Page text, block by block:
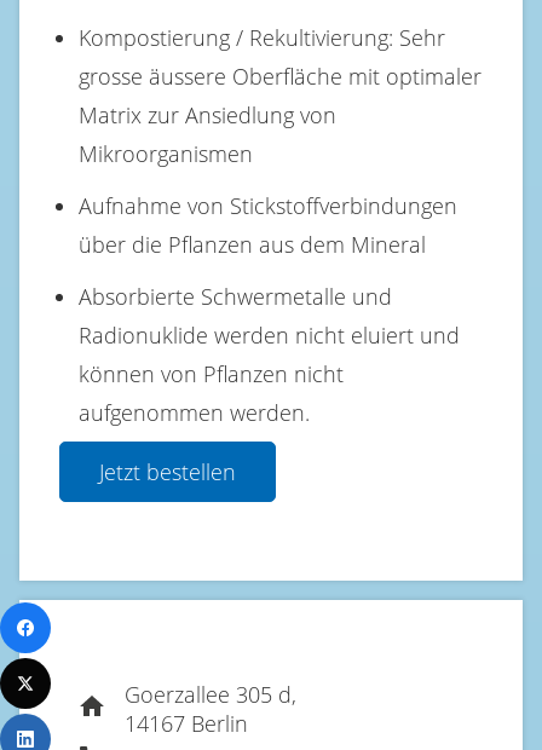
Kompostierung / Rekultivierung: Sehr
grosse äussere Oberfläche mit optimaler
Matrix zur Ansiedlung von
Mikroorganismen
Aufnahme von Stickstoffverbindungen
über die Pflanzen aus dem Mineral
Absorbierte Schwermetalle und
Radionuklide werden nicht eluiert und
können von Pflanzen nicht
aufgenommen werden.
Jetzt bestellen
Goerzallee 305 d,
14167 Berlin